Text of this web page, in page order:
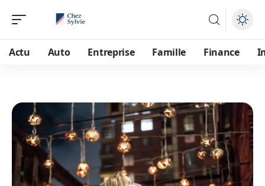
Actu Auto Entreprise Famille Finance